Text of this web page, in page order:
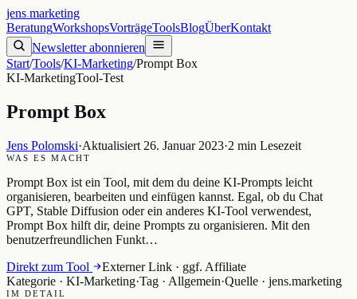
jens.marketing
BeratungWorkshopsVorträgeToolsBlogÜberKontakt
Newsletter abonnieren
Start/Tools/KI-Marketing/Prompt Box
KI-MarketingTool-Test
Prompt Box
Jens Polomski·Aktualisiert 26. Januar 2023·2 min Lesezeit
WAS ES MACHT
Prompt Box ist ein Tool, mit dem du deine KI-Prompts leicht
organisieren, bearbeiten und einfügen kannst. Egal, ob du Chat
GPT, Stable Diffusion oder ein anderes KI-Tool verwendest,
Prompt Box hilft dir, deine Prompts zu organisieren. Mit den
benutzerfreundlichen Funkt…
Direkt zum Tool
Externer Link · ggf. Affiliate
Kategorie · KI-Marketing·Tag · Allgemein·Quelle · jens.marketing
IM DETAIL